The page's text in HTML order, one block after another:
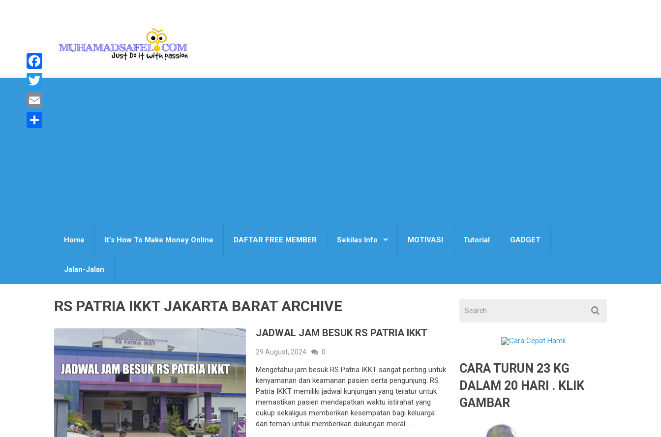
Home It’s How To Make Money Online DAFTAR FREE MEMBER Sekilas Info MOTIVASI Tutorial GADGET
Jalan-Jalan
RS PATRIA IKKT JAKARTA BARAT ARCHIVE
JADWAL JAM BESUK RS PATRIA IKKT
29 August, 2024 0
Mengetahui jam besuk RS Patria IKKT sangat penting untuk
kenyamanan dan keamanan pasien serta pengunjung. RS
Patria IKKT memiliki jadwal kunjungan yang teratur untuk
memastikan pasien mendapatkan waktu istirahat yang
cukup sekaligus memberikan kesempatan bagi keluarga
dan teman untuk memberikan dukungan moral. …
Facebook
Twitter
Email
CARA TURUN 23 KG
DALAM 20 HARI . KLIK
GAMBAR